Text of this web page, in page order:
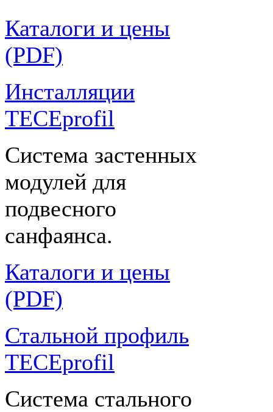
Каталоги и цены
(PDF)
Инсталляции
TECEprofil
Система застенных
модулей для
подвесного
санфаянса.
Каталоги и цены
(PDF)
Стальной профиль
TECEprofil
Система стального